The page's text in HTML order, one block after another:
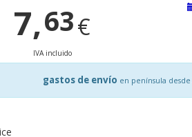
7,63€
IVA incluido
gastos de envío en península desde